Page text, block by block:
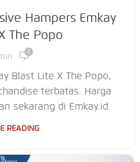
Hampers Emkay
The Popo
0
Blast Lite X The Popo,
terbatas. Harga
sekarang di Emkay.id.
READING